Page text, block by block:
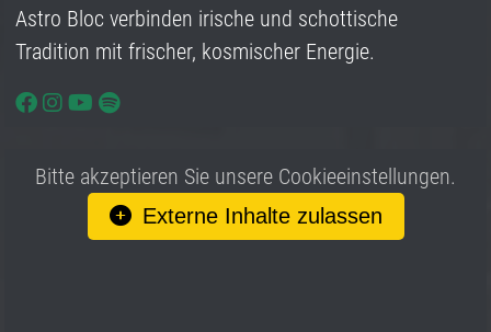
Astro Bloc verbinden irische und schottische
Tradition mit frischer, kosmischer Energie.
Bitte akzeptieren Sie unsere Cookieeinstellungen.
Externe Inhalte zulassen